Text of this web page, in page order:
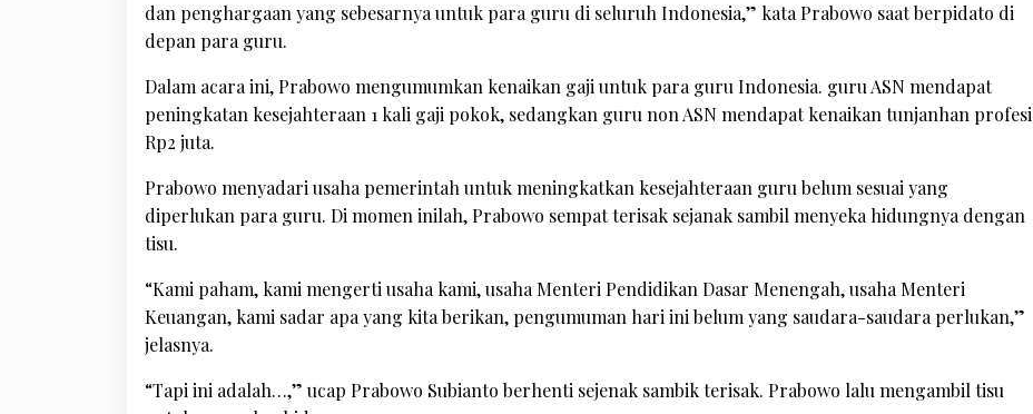
dan penghargaan yang sebesarnya untuk para guru di seluruh Indonesia,” kata Prabowo saat berpidato di
depan para guru.
Dalam acara ini, Prabowo mengumumkan kenaikan gaji untuk para guru Indonesia. guru ASN mendapat
peningkatan kesejahteraan 1 kali gaji pokok, sedangkan guru non ASN mendapat kenaikan tunjanhan profesi
Rp2 juta.
Prabowo menyadari usaha pemerintah untuk meningkatkan kesejahteraan guru belum sesuai yang
diperlukan para guru. Di momen inilah, Prabowo sempat terisak sejanak sambil menyeka hidungnya dengan
tisu.
“Kami paham, kami mengerti usaha kami, usaha Menteri Pendidikan Dasar Menengah, usaha Menteri
Keuangan, kami sadar apa yang kita berikan, pengumuman hari ini belum yang saudara-saudara perlukan,”
jelasnya.
“Tapi ini adalah…,” ucap Prabowo Subianto berhenti sejenak sambik terisak. Prabowo lalu mengambil tisu